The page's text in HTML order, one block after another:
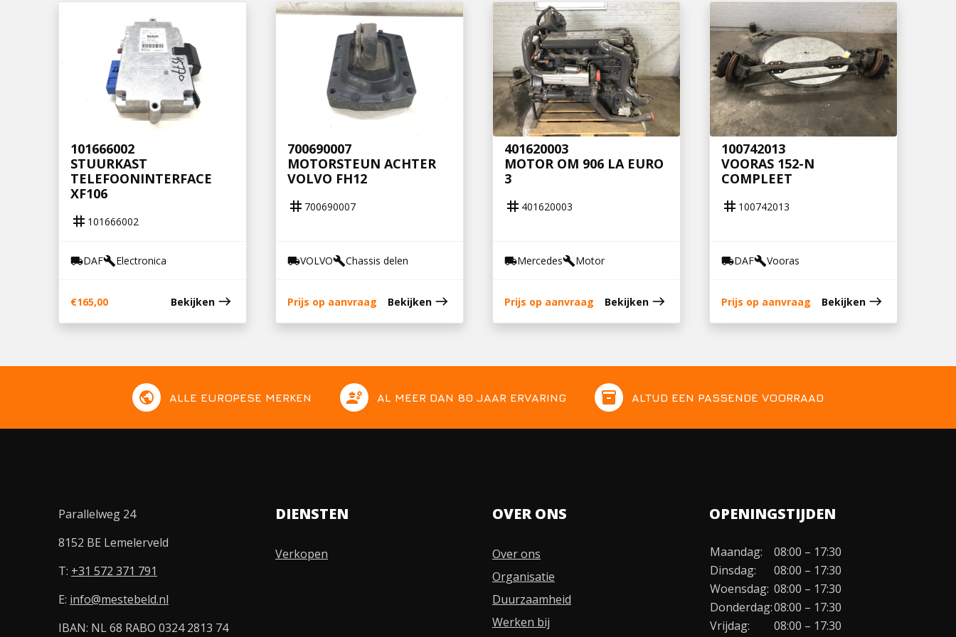
101666002
STUURKAST
TELEFOONINTERFACE
XF106
tag 101666002
local_shippingDAFbuildElectronica
€165,00 Bekijken east
700690007
MOTORSTEUN ACHTER
VOLVO FH12
tag 700690007
local_shippingVOLVObuildChassis delen
Prijs op aanvraag Bekijken east
401620003
MOTOR OM 906 LA EURO
3
tag 401620003
local_shippingMercedesbuildMotor
Prijs op aanvraag Bekijken east
100742013
VOORAS 152-N
COMPLEET
tag 100742013
local_shippingDAFbuildVooras
Prijs op aanvraag Bekijken east
public ALLE EUROPESE MERKEN engineering AL MEER DAN 80 JAAR ERVARING inventory ALTIJD EEN PASSENDE VOORRAAD
Parallelweg 24
8152 BE Lemelerveld
T: +31 572 371 791
E: info@mestebeld.nl
IBAN: NL 68 RABO 0324 2813 74
DIENSTEN
Verkopen
OVER ONS
Over ons
Organisatie
Duurzaamheid
Werken bij
OPENINGSTIJDEN
Maandag:
08:00 – 17:30
Dinsdag:
08:00 – 17:30
Woensdag: 08:00 – 17:30
Donderdag:08:00 – 17:30
Vrijdag:
08:00 – 17:30